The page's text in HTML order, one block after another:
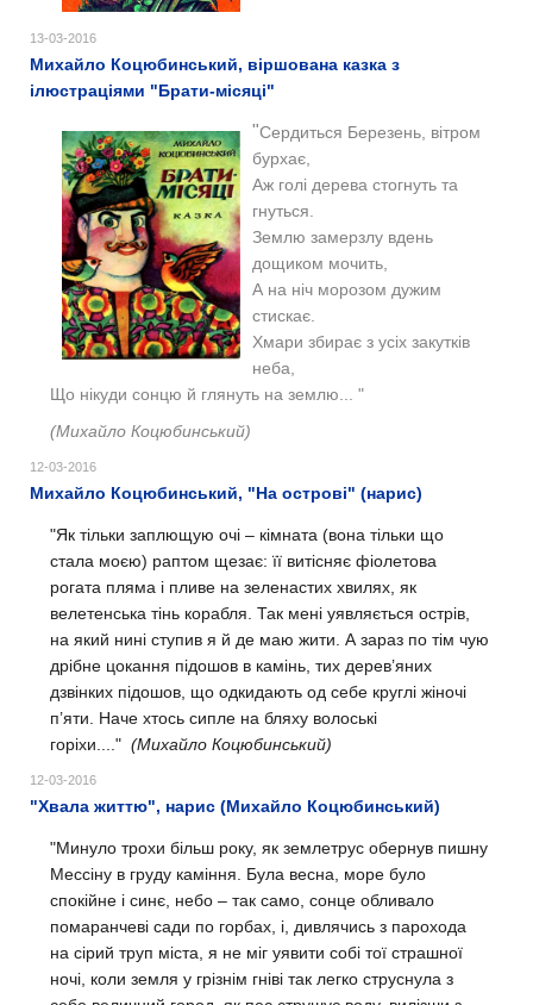
13-03-2016
Михайло Коцюбинський, віршована казка з
ілюстраціями "Брати-місяці"
"Сердиться Березень, вітром
бурхає,
Аж голі дерева стогнуть та
гнуться.
Землю замерзлу вдень
дощиком мочить,
А на ніч морозом дужим
стискає.
Хмари збирає з усіх закутків
неба,
Що нікуди сонцю й глянуть на землю... "
(Михайло Коцюбинський)
12-03-2016
Михайло Коцюбинський, "На острові" (нарис)
"Як тільки заплющую очі – кімната (вона тільки що
стала моєю) раптом щезає: її витісняє фіолетова
рогата пляма і пливе на зеленастих хвилях, як
велетенська тінь корабля. Так мені уявляється острів,
на який нині ступив я й де маю жити. А зараз по тім чую
дрібне цокання підошов в камінь, тих дерев’яних
дзвінких підошов, що одкидають од себе круглі жіночі
п’яти. Наче хтось сипле на бляху волоські
горіхи...." (Михайло Коцюбинський)
12-03-2016
"Хвала життю", нарис (Михайло Коцюбинський)
"Минуло трохи більш року, як землетрус обернув пишну
Мессіну в груду каміння. Була весна, море було
спокійне і синє, небо – так само, сонце обливало
помаранчеві сади по горбах, і, дивлячись з парохода
на сірий труп міста, я не міг уявити собі тої страшної
ночі, коли земля у грізнім гніві так легко струснула з